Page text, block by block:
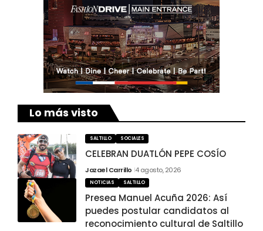
Lo más visto
SALTILLO SOCIALES
CELEBRAN DUATLÓN PEPE COSÍO
Jazael Carrillo 4 agosto, 2026
NOTICIAS SALTILLO
Presea Manuel Acuña 2026: Así
puedes postular candidatos al
reconocimiento cultural de Saltillo